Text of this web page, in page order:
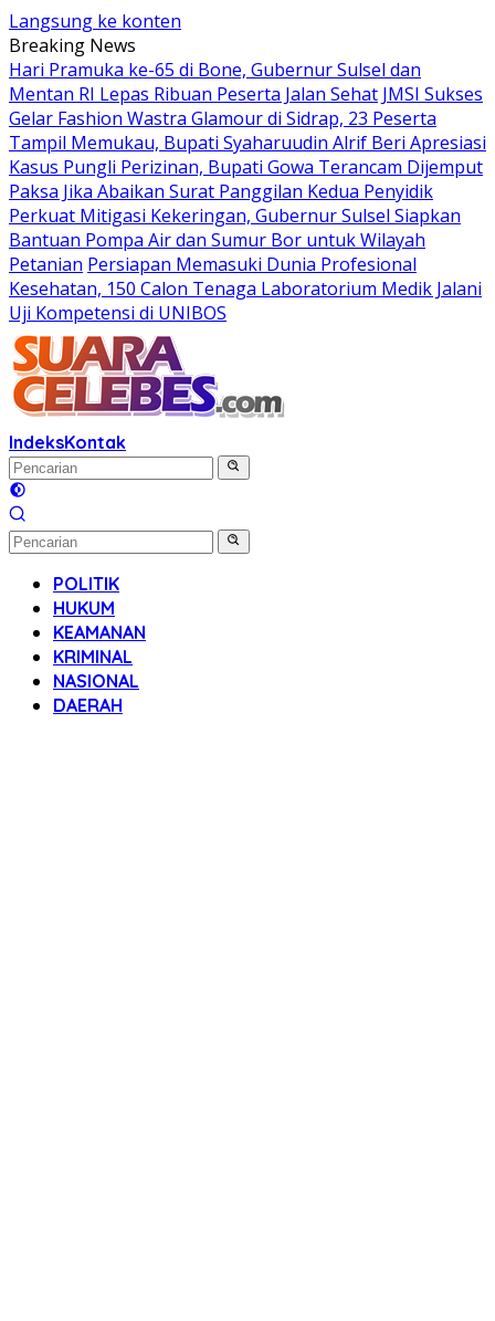
Langsung ke konten
Breaking News
Hari Pramuka ke-65 di Bone, Gubernur Sulsel dan
Mentan RI Lepas Ribuan Peserta Jalan Sehat JMSI Sukses
Gelar Fashion Wastra Glamour di Sidrap, 23 Peserta
Tampil Memukau, Bupati Syaharuudin Alrif Beri Apresiasi
Kasus Pungli Perizinan, Bupati Gowa Terancam Dijemput
Paksa Jika Abaikan Surat Panggilan Kedua Penyidik
Perkuat Mitigasi Kekeringan, Gubernur Sulsel Siapkan
Bantuan Pompa Air dan Sumur Bor untuk Wilayah
Petanian Persiapan Memasuki Dunia Profesional
Kesehatan, 150 Calon Tenaga Laboratorium Medik Jalani
Uji Kompetensi di UNIBOS
IndeksKontak
POLITIK
HUKUM
KEAMANAN
KRIMINAL
NASIONAL
DAERAH